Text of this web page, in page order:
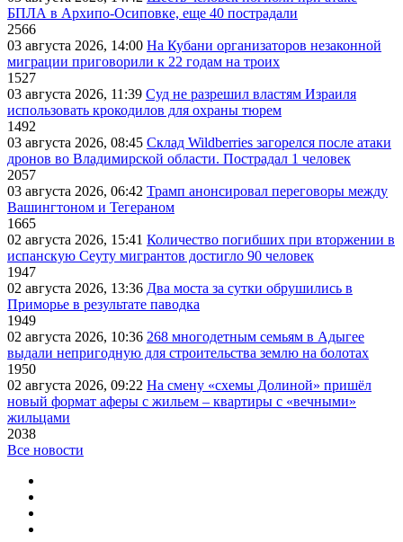
БПЛА в Архипо-Осиповке, еще 40 пострадали
2566
03 августа 2026, 14:00 На Кубани организаторов незаконной
миграции приговорили к 22 годам на троих
1527
03 августа 2026, 11:39 Суд не разрешил властям Израиля
использовать крокодилов для охраны тюрем
1492
03 августа 2026, 08:45 Склад Wildberries загорелся после атаки
дронов во Владимирской области. Пострадал 1 человек
2057
03 августа 2026, 06:42 Трамп анонсировал переговоры между
Вашингтоном и Тегераном
1665
02 августа 2026, 15:41 Количество погибших при вторжении в
испанскую Сеуту мигрантов достигло 90 человек
1947
02 августа 2026, 13:36 Два моста за сутки обрушились в
Приморье в результате паводка
1949
02 августа 2026, 10:36 268 многодетным семьям в Адыгее
выдали непригодную для строительства землю на болотах
1950
02 августа 2026, 09:22 На смену «схемы Долиной» пришёл
новый формат аферы с жильем – квартиры с «вечными»
жильцами
2038
Все новости